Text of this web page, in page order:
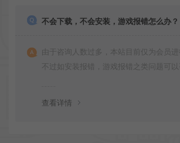
不会下载，不会安装，游戏报错怎么办？
由于咨询人数过多，本站目前仅为会员进
不过如安装报错，游戏报错之类问题可以
查看详情